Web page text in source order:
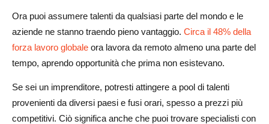
Ora puoi assumere talenti da qualsiasi parte del mondo e le
aziende ne stanno traendo pieno vantaggio. Circa il 48% della
forza lavoro globale ora lavora da remoto almeno una parte del
tempo, aprendo opportunità che prima non esistevano.
Se sei un imprenditore, potresti attingere a pool di talenti
provenienti da diversi paesi e fusi orari, spesso a prezzi più
competitivi. Ciò significa anche che puoi trovare specialisti con